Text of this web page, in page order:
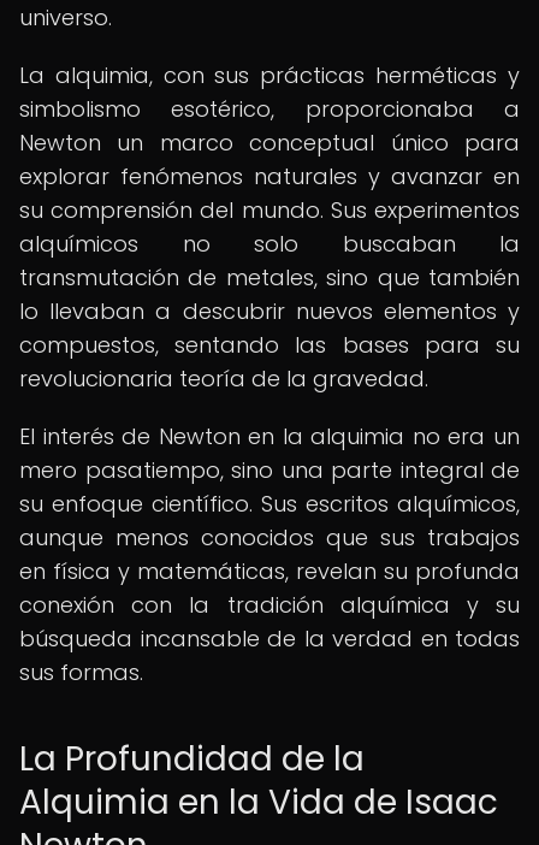
universo.
La alquimia, con sus prácticas herméticas y
simbolismo esotérico, proporcionaba a
Newton un marco conceptual único para
explorar fenómenos naturales y avanzar en
su comprensión del mundo. Sus experimentos
alquímicos no solo buscaban la
transmutación de metales, sino que también
lo llevaban a descubrir nuevos elementos y
compuestos, sentando las bases para su
revolucionaria teoría de la gravedad.
El interés de Newton en la alquimia no era un
mero pasatiempo, sino una parte integral de
su enfoque científico. Sus escritos alquímicos,
aunque menos conocidos que sus trabajos
en física y matemáticas, revelan su profunda
conexión con la tradición alquímica y su
búsqueda incansable de la verdad en todas
sus formas.
La Profundidad de la
Alquimia en la Vida de Isaac